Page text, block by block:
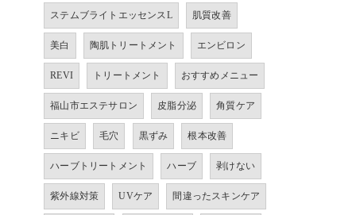
ステムブライトエッセンスL 肌質改善
美白 陶肌トリートメント エンビロン
REVI トリートメント おすすめメニュー
福山市エステサロン 皮脂分泌 角質ケア
ニキビ 毛穴 黒ずみ 根本改善
ハーブトリートメント ハーブ 剥けない
紫外線対策 UVケア 間違ったスキンケア